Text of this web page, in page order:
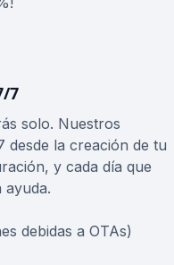
7
solo. Nuestros
desde la creación de tu
y cada día que
ayuda.
debidas a OTAs)